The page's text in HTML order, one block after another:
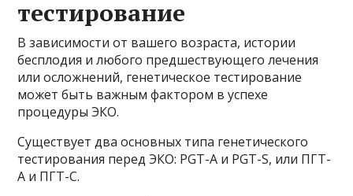
тестирование
В зависимости от вашего возраста, истории
бесплодия и любого предшествующего лечения
или осложнений, генетическое тестирование
может быть важным фактором в успехе
процедуры ЭКО.
Существует два основных типа генетического
тестирования перед ЭКО: PGT-A и PGT-S, или ПГТ-
А и ПГТ-С.